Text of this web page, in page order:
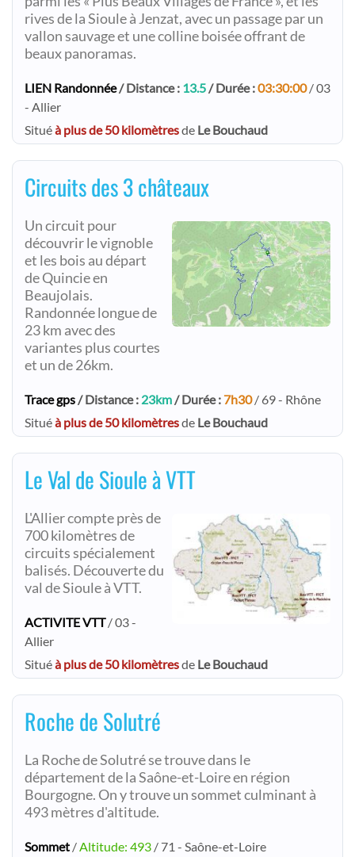
rives de la Sioule à Jenzat, avec un passage par un
vallon sauvage et une colline boisée offrant de
beaux panoramas.
LIEN Randonnée/ Distance : 13.5/ Durée :03:30:00/ 03
- Allier
Situéà plus de 50 kilomètresde Le Bouchaud
Circuits des 3 châteaux
Un circuit pour
découvrir le vignoble
et les bois au départ
de Quincie en
Beaujolais.
Randonnée longue de
23 km avec des
variantes plus courtes
et un de 26km.
Trace gps/ Distance : 23km/ Durée : 7h30/ 69 - Rhône
Situéà plus de 50 kilomètresde Le Bouchaud
Le Val de Sioule à VTT
L'Allier compte près de
700 kilomètres de
circuits spécialement
balisés. Découverte du
val de Sioule à VTT.
ACTIVITE VTT/ 03 -
Allier
Situéà plus de 50 kilomètresde Le Bouchaud
Roche de Solutré
La Roche de Solutré se trouve dans le
département de la Saône-et-Loire en région
Bourgogne. On y trouve un sommet culminant à
493 mètres d'altitude.
Sommet /Altitude: 493 / 71 - Saône-et-Loire